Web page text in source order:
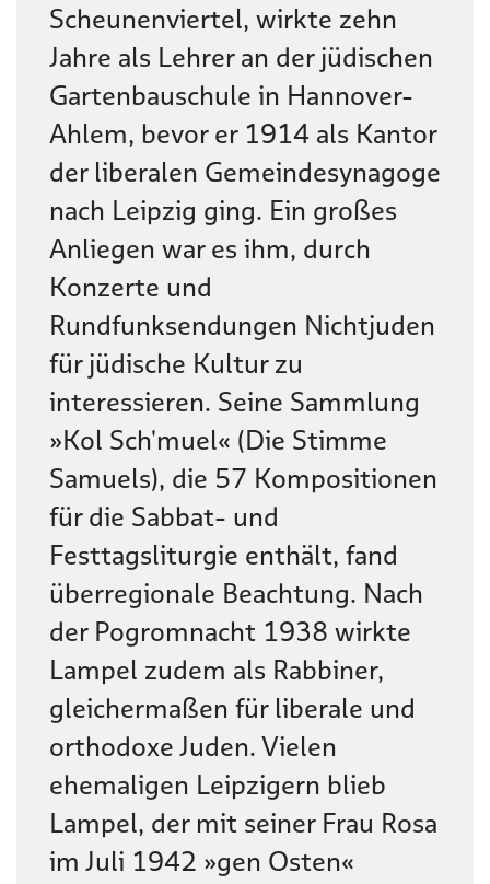
Scheunenviertel, wirkte zehn
Jahre als Lehrer an der jüdischen
Gartenbauschule in Hannover-
Ahlem, bevor er 1914 als Kantor
der liberalen Gemeindesynagoge
nach Leipzig ging. Ein großes
Anliegen war es ihm, durch
Konzerte und
Rundfunksendungen Nichtjuden
für jüdische Kultur zu
interessieren. Seine Sammlung
»Kol Sch'muel« (Die Stimme
Samuels), die 57 Kompositionen
für die Sabbat- und
Festtagsliturgie enthält, fand
überregionale Beachtung. Nach
der Pogromnacht 1938 wirkte
Lampel zudem als Rabbiner,
gleichermaßen für liberale und
orthodoxe Juden. Vielen
ehemaligen Leipzigern blieb
Lampel, der mit seiner Frau Rosa
im Juli 1942 »gen Osten«